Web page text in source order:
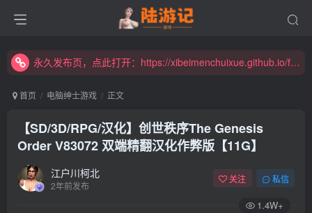
永久发布页，点此打开：https://xibeimenchuixue.github.io/fabuye/
永久发布页，点此打开：https://xibeimenchuixue.github.io/fabuye/
首页 电脑绅士游戏 正文
【SD/3D/RPG/汉化】创世秩序The Genesis
Order V83072 双端精翻汉化作弊版【11G】
江户川柯北
2年前发布
关注 私信
1.4W+